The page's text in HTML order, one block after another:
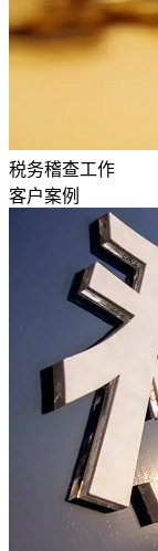
税务稽查工作
客户案例